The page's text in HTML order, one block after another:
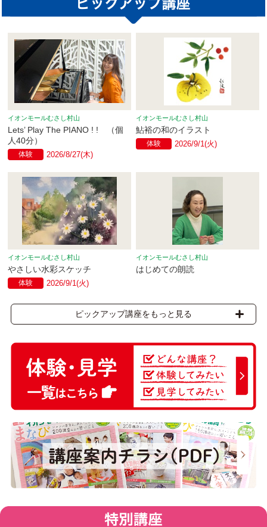
イオンモールむさし村山
Lets’ Play The PIANO ! ! （個
人40分）
体験 2026/8/27(木)
イオンモールむさし村山
鮎裕の和のイラスト
体験 2026/9/1(火)
イオンモールむさし村山
やさしい水彩スケッチ
体験 2026/9/1(火)
イオンモールむさし村山
はじめての朗読
ピックアップ講座をもっと見る